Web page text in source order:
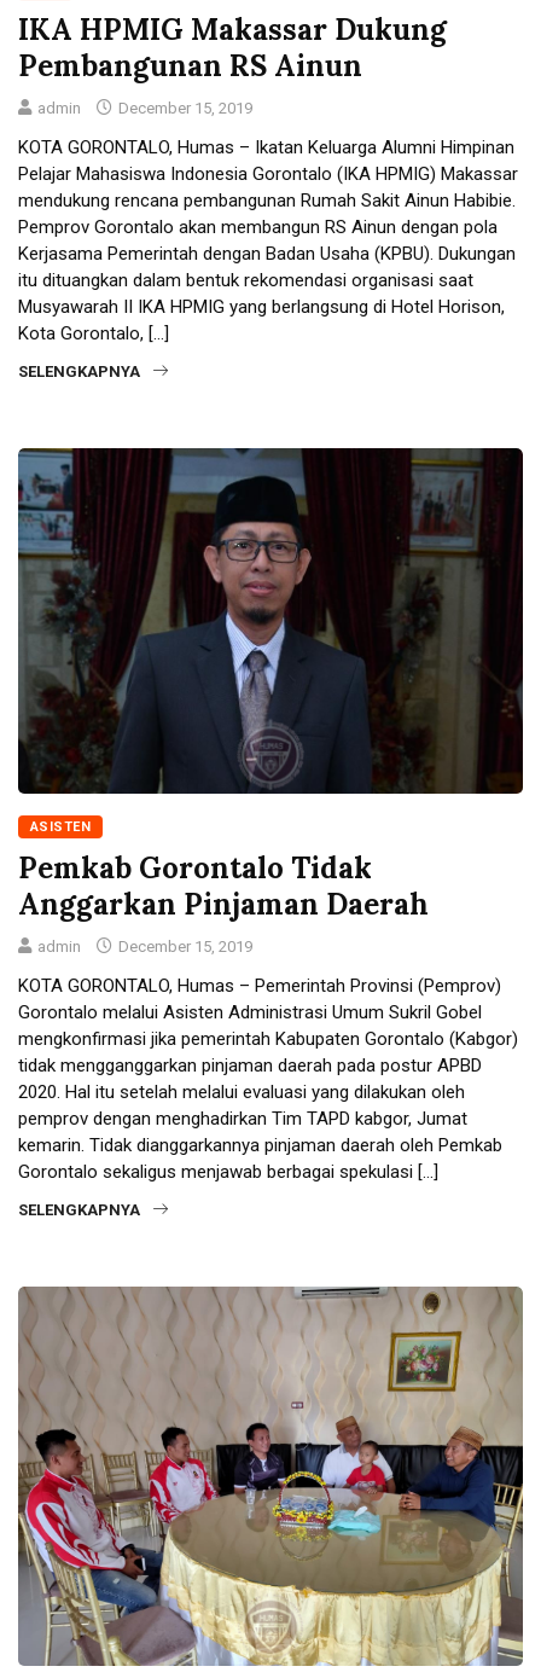
IKA HPMIG Makassar Dukung
Pembangunan RS Ainun
admin December 15, 2019
KOTA GORONTALO, Humas – Ikatan Keluarga Alumni Himpinan
Pelajar Mahasiswa Indonesia Gorontalo (IKA HPMIG) Makassar
mendukung rencana pembangunan Rumah Sakit Ainun Habibie.
Pemprov Gorontalo akan membangun RS Ainun dengan pola
Kerjasama Pemerintah dengan Badan Usaha (KPBU). Dukungan
itu dituangkan dalam bentuk rekomendasi organisasi saat
Musyawarah II IKA HPMIG yang berlangsung di Hotel Horison,
Kota Gorontalo, […]
SELENGKAPNYA
ASISTEN
Pemkab Gorontalo Tidak
Anggarkan Pinjaman Daerah
admin December 15, 2019
KOTA GORONTALO, Humas – Pemerintah Provinsi (Pemprov)
Gorontalo melalui Asisten Administrasi Umum Sukril Gobel
mengkonfirmasi jika pemerintah Kabupaten Gorontalo (Kabgor)
tidak mengganggarkan pinjaman daerah pada postur APBD
2020. Hal itu setelah melalui evaluasi yang dilakukan oleh
pemprov dengan menghadirkan Tim TAPD kabgor, Jumat
kemarin. Tidak dianggarkannya pinjaman daerah oleh Pemkab
Gorontalo sekaligus menjawab berbagai spekulasi […]
SELENGKAPNYA